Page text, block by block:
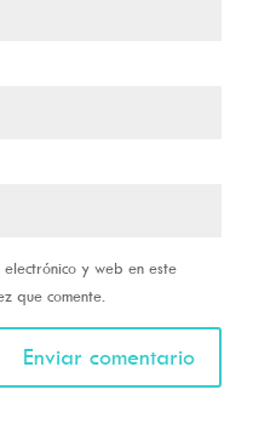
y web en este
que comente.